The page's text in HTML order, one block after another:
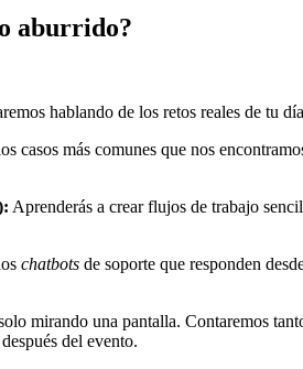
aburrido?
hablando de los retos reales de tu
casos más comunes que nos
Aprenderás a crear flujos de trabajo
chatbots de soporte que responden
mirando una pantalla. Contaremos
del evento.